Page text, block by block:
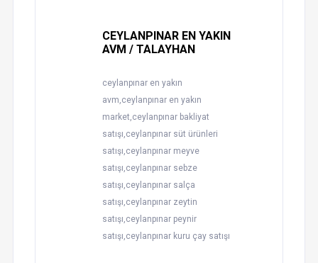
CEYLANPINAR EN YAKIN
AVM / TALAYHAN
ceylanpınar en yakın
avm,ceylanpınar en yakın
market,ceylanpınar bakliyat
satışı,ceylanpınar süt ürünleri
satışı,ceylanpınar meyve
satışı,ceylanpınar sebze
satışı,ceylanpınar salça
satışı,ceylanpınar zeytin
satışı,ceylanpınar peynir
satışı,ceylanpınar kuru çay satışı